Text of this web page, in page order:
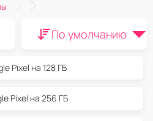
По умолчанию
Pixel на 128 ГБ
Pixel на 256 ГБ